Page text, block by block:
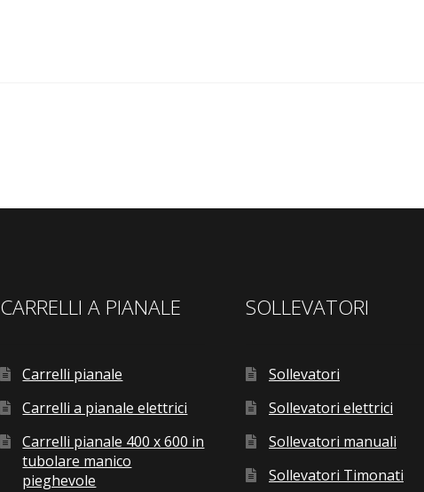
CARRELLI A PIANALE
Carrelli pianale
Carrelli a pianale elettrici
Carrelli pianale 400 x 600 in
tubolare manico
pieghevole
SOLLEVATORI
Sollevatori
Sollevatori elettrici
Sollevatori manuali
Sollevatori Timonati